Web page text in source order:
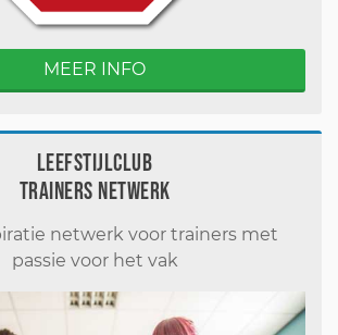
MEER INFO
Leefstijlclub
Trainers Netwerk
netwerk voor trainers met
passie voor het vak